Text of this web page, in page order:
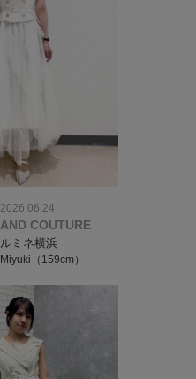
2026.06.24
AND COUTURE
ルミネ横浜
Miyuki（159cm）